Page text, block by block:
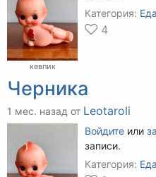
кевпик
Категория: Еда
4
Черника
1 мес. назад от Leotaroli
Войдите или
записи.
Категория: Еда